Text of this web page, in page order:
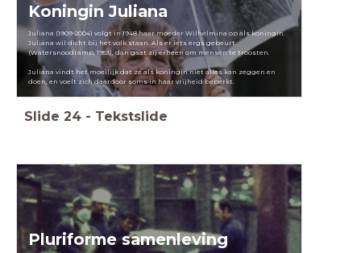
Koningin Juliana
Juliana (1909-2004) volgt in 1948 haar moeder Wilhelmina op als koningin.
Juliana wil dicht bij het volk staan. Als er iets ergs gebeurt
(Watersnoodramp, 1953), dan gaat zij erheen om mensen te troosten.
Juliana vindt het moeilijk dat ze als koningin niet alles kan zeggen en
doen, en voelt zich daardoor soms in haar vrijheid beperkt.
Slide 24 - Tekstslide
Pluriforme samenleving